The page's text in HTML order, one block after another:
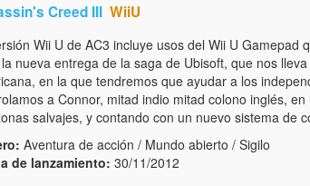
Creed III WiiU
Wii U de AC3 incluye usos del Wii U
nueva entrega de la saga de Ubisoft, que nos
en la que tendremos que ayudar a los
a Connor, mitad indio mitad colono inglés,
salvajes, y contando con un nuevo sistema de
Aventura de acción / Mundo abierto / Sigilo
de lanzamiento: 30/11/2012